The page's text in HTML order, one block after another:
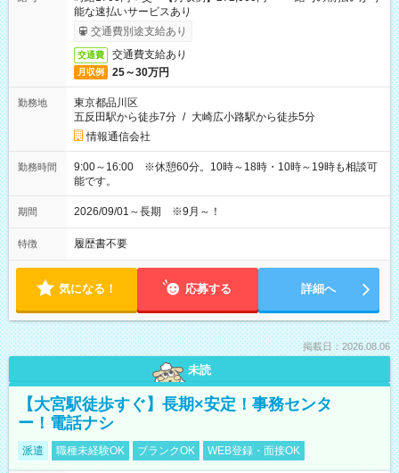
能な速払いサービスあり
交通費別途支給あり
交通費 交通費支給あり
月収例 25～30万円
勤務地
東京都品川区
五反田駅から徒歩7分 / 大崎広小路駅から徒歩5分
情報通信会社
勤務時間
9:00～16:00 ※休憩60分。10時～18時・10時～19時も相談可
能です。
期間 2026/09/01～長期 ※9月～！
特徴 履歴書不要
気になる！ 応募する 詳細へ
掲載日：2026.08.06
未読
【大宮駅徒歩すぐ】長期×安定！事務センタ
ー！電話ナシ
派遣 職種未経験OK ブランクOK WEB登録・面接OK